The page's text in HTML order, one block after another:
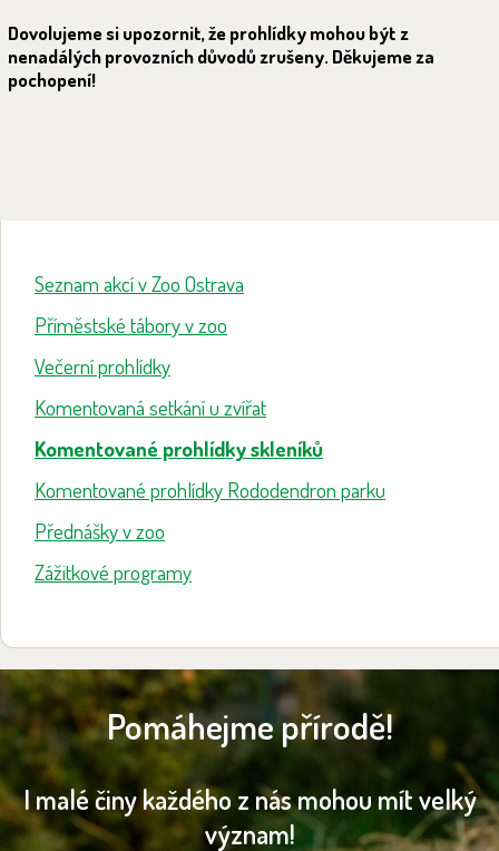
Dovolujeme si upozornit, že prohlídky mohou být z
nenadálých provozních důvodů zrušeny. Děkujeme za
pochopení!
Seznam akcí v Zoo Ostrava
Příměstské tábory v zoo
Večerní prohlídky
Komentovaná setkání u zvířat
Komentované prohlídky skleníků
Komentované prohlídky Rododendron parku
Přednášky v zoo
Zážitkové programy
Pomáhejme přírodě!
I malé činy každého z nás mohou mít velký
význam!